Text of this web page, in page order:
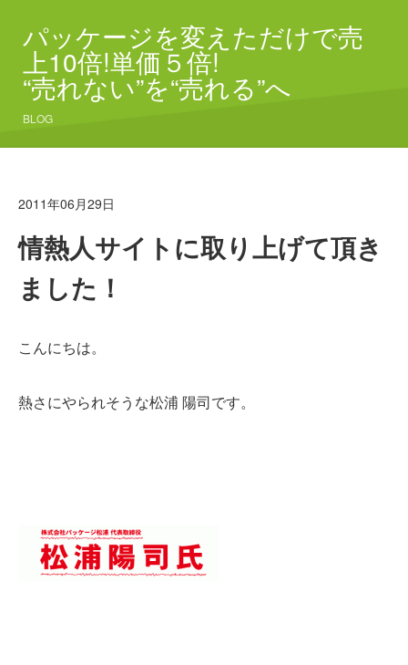
パッケージを変えただけで売
上10倍!単価５倍!
“売れない”を“売れる”へ
BLOG
2011年06月29日
情熱人サイトに取り上げて頂き
ました！
こんにちは。
熱さにやられそうな松浦 陽司です。